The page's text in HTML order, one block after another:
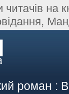
читачів
роман :